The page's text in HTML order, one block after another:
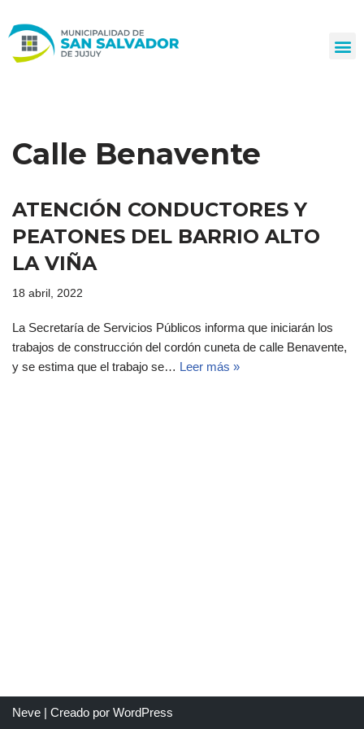
al
Calle Benavente
ATENCIÓN CONDUCTORES Y
PEATONES DEL BARRIO ALTO
LA VIÑA
18 abril, 2022
La Secretaría de Servicios Públicos informa que iniciarán los
trabajos de construcción del cordón cuneta de calle Benavente,
y se estima que el trabajo se… Leer más »
Neve | Creado por WordPress